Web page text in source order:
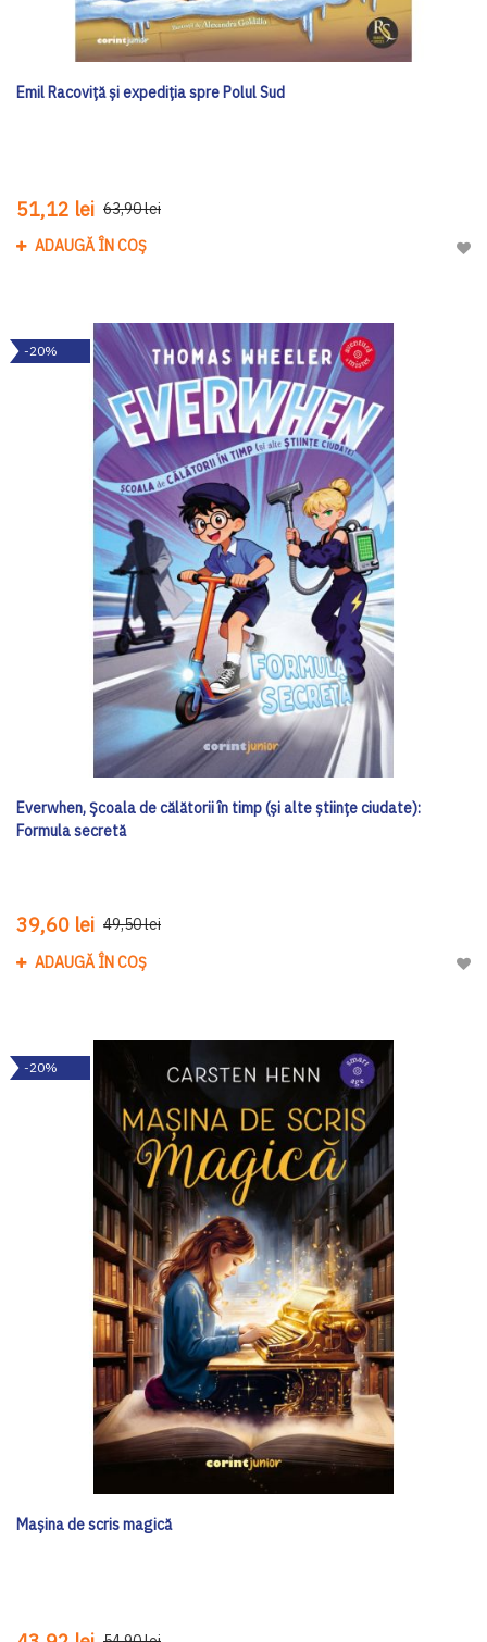
Emil Racoviță și expediția spre Polul Sud
51,12 lei 63,90 lei
ADAUGĂ ÎN COȘ
-20%
Everwhen, Școala de călătorii în timp (și alte științe ciudate):
Formula secretă
39,60 lei 49,50 lei
ADAUGĂ ÎN COȘ
-20%
Mașina de scris magică